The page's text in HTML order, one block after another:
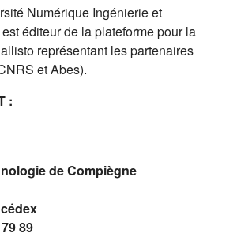
Numérique Ingénierie et
éditeur de la plateforme pour la
représentant les partenaires
et Abes).
:
dans un nouvel onglet)
de Compiègne
89